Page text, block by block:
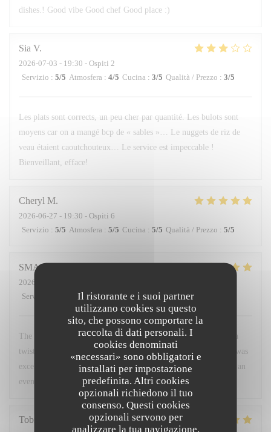
Il ristorante e i suoi partner
utilizzano cookies su questo
sito, che possono comportare la
raccolta di dati personali. I
cookies denominati
«necessari» sono obbligatori e
installati per impostazione
predefinita. Altri cookies
opzionali richiedono il tuo
consenso. Questi cookies
opzionali servono per
analizzare la tua navigazione,
dishes.! Good vibe Good chef Good place :)
Sia V
2026-07-03 - 19:30 - Ospiti 2
Servizio : 5/5 Atmosfera : 4/5 Cucina : 3/5 Qualità / Prezzo : 3/5
Les plats sont corrects, un peu cher par quantité. Les bulots sont
moyens car on a mangé bcp de « sables »… Le nuggets de riz de
veau étaient caoutchouteux… Le service est impeccable !
Bienveillant, efface!
Cheryl M
2026-06-27 - 19:30 - Ospiti 6
Servizio : 5/5 Atmosfera : 5/5 Cucina : 5/5 Qualità / Prezzo : 5/5
SMARAGDA
2026-06-20
Servizio
Atmosfera: 5/5 Cucina: 5/5 Qualità / Prezzo
The food was a very good combination of French cuisine with a
twist. The environment was very friendly and warm. The staff was
excellent. I would recommend it to anyone who wants to spend an
evening like a local.
Tobias